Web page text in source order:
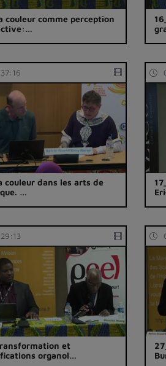
couleur comme perception
couleur dans les arts de
…
et
organol…